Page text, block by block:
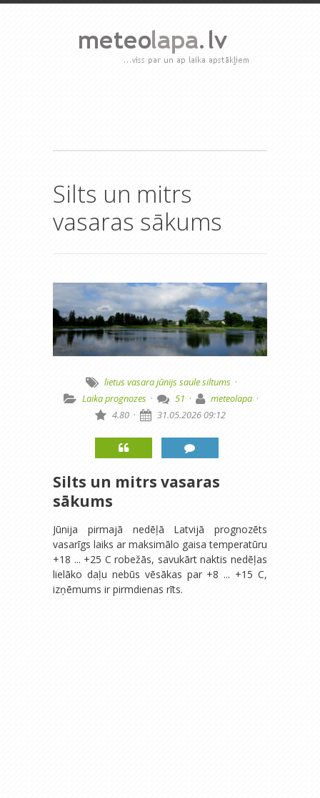
Silts un mitrs
vasaras sākums
lietus vasarajūnijs saulesiltums ·
Laika prognozes · 51 · meteolapa ·
4.80 · 31.05.2026 09:12
Silts un mitrs vasaras
sākums
Jūnija pirmajā nedēļā Latvijā prognozēts
vasarīgs laiks ar maksimālo gaisa temperatūru
+18 ... +25 C robežās, savukārt naktis nedēļas
lielāko daļu nebūs vēsākas par +8 ... +15 C,
izņēmums ir pirmdienas rīts.